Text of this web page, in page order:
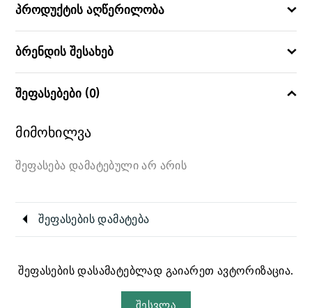
პროდუქტის აღწერილობა
ბრენდის შესახებ
შეფასებები (0)
მიმოხილვა
შეფასება დამატებული არ არის
შეფასების დამატება
შეფასების დასამატებლად გაიარეთ ავტორიზაცია.